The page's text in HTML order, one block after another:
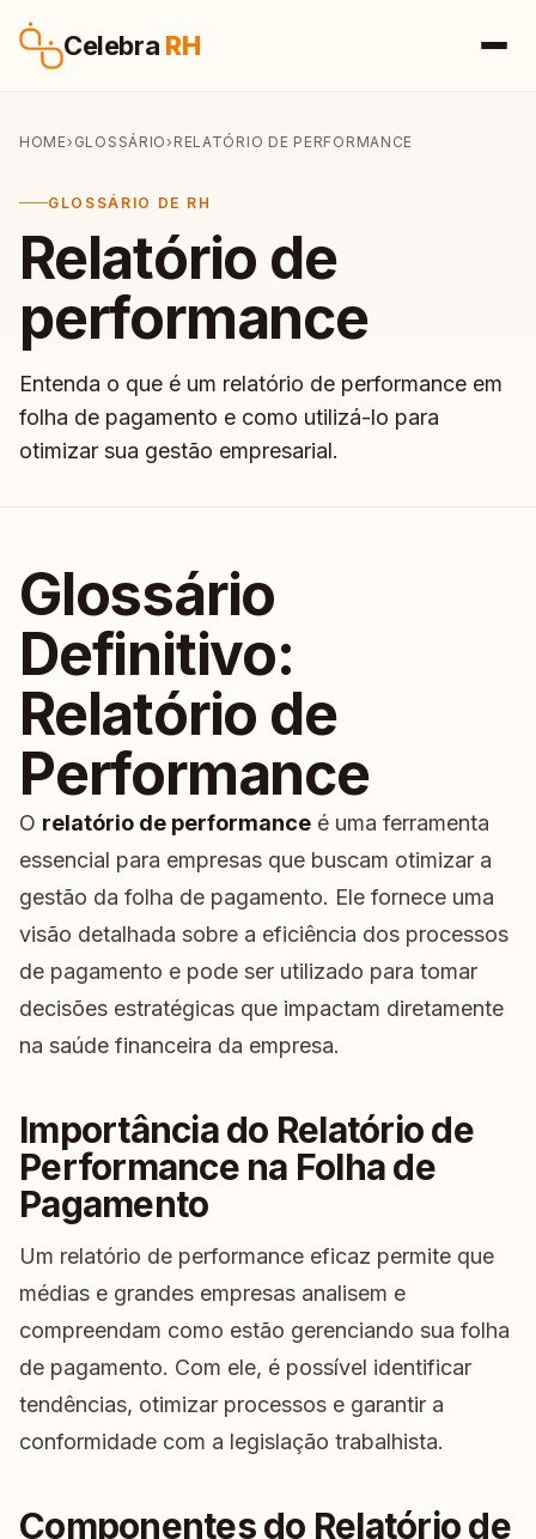
Celebra RH
HOME› GLOSSÁRIO› RELATÓRIO DE PERFORMANCE
GLOSSÁRIO DE RH
Relatório de
performance
Entenda o que é um relatório de performance em
folha de pagamento e como utilizá-lo para
otimizar sua gestão empresarial.
Glossário
Definitivo:
Relatório de
Performance
O relatório de performance é uma ferramenta
essencial para empresas que buscam otimizar a
gestão da folha de pagamento. Ele fornece uma
visão detalhada sobre a eficiência dos processos
de pagamento e pode ser utilizado para tomar
decisões estratégicas que impactam diretamente
na saúde financeira da empresa.
Importância do Relatório de
Performance na Folha de
Pagamento
Um relatório de performance eficaz permite que
médias e grandes empresas analisem e
compreendam como estão gerenciando sua folha
de pagamento. Com ele, é possível identificar
tendências, otimizar processos e garantir a
conformidade com a legislação trabalhista.
Componentes do Relatório de